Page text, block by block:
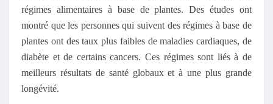
régimes alimentaires à base de plantes. Des études ont
montré que les personnes qui suivent des régimes à base de
plantes ont des taux plus faibles de maladies cardiaques, de
diabète et de certains cancers. Ces régimes sont liés à de
meilleurs résultats de santé globaux et à une plus grande
longévité.